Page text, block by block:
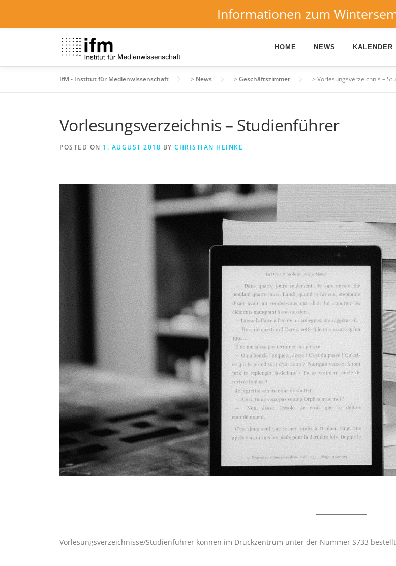
HOME NEWS KALENDER
IfM - Institut für Medienwissenschaft > News > Geschäftszimmer > Vorlesungsverzeichnis –
Vorlesungsverzeichnis – Studienführer
POSTED ON 1. AUGUST 2018 BY CHRISTIAN HEINKE
Vorlesungsverzeichnisse/Studienführer können im Druckzentrum unter der Nummer S733
Informationen zum